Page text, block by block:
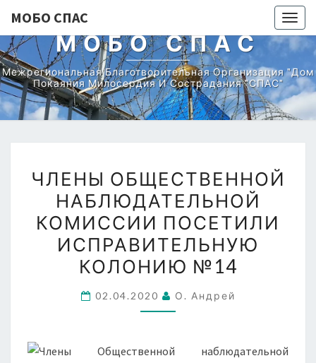
МОБО СПАС
МОБО СПАС
Межрегиональная Благотворительная Организация "Дом
Покаяния Милосердия И Сострадания "СПАС"
ОБЩЕСТВЕННОЙ
НАБЛЮДАТЕЛЬНОЙ
КОМИССИИ
ПОСЕТИЛИ
ИСПРАВИТЕЛЬНУЮ
КОЛОНИЮ
№14
ЧЛЕНЫ ОБЩЕСТВЕННОЙ
НАБЛЮДАТЕЛЬНОЙ
КОМИССИИ ПОСЕТИЛИ
ИСПРАВИТЕЛЬНУЮ
КОЛОНИЮ №14
02.04.2020 О. Андрей